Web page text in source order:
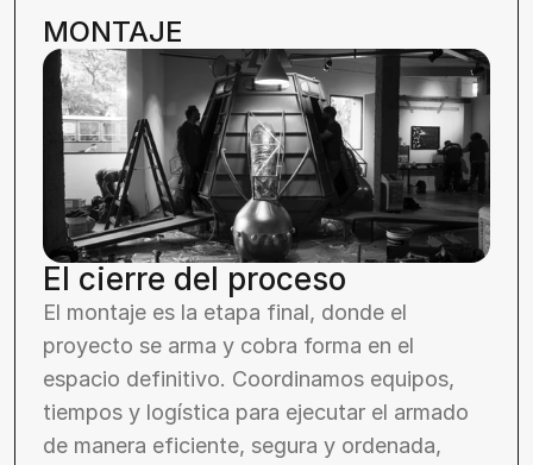
MONTAJE
El cierre del proceso
El montaje es la etapa final, donde el
proyecto se arma y cobra forma en el
espacio definitivo. Coordinamos equipos,
tiempos y logística para ejecutar el armado
de manera eficiente, segura y ordenada,